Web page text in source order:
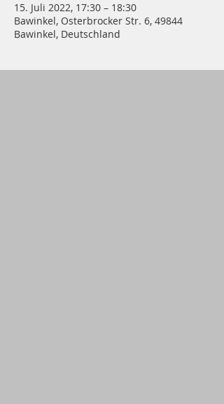
15. Juli 2022, 17:30 – 18:30
Bawinkel, Osterbrocker Str. 6, 49844
Bawinkel, Deutschland